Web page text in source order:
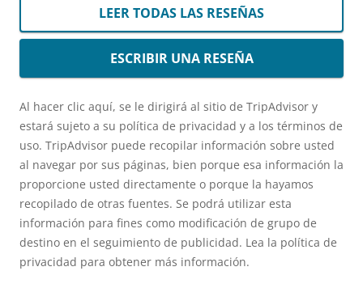
LEER TODAS LAS RESEÑAS
ESCRIBIR UNA RESEÑA
Al hacer clic aquí, se le dirigirá al sitio de TripAdvisor y
estará sujeto a su política de privacidad y a los términos de
uso. TripAdvisor puede recopilar información sobre usted
al navegar por sus páginas, bien porque esa información la
proporcione usted directamente o porque la hayamos
recopilado de otras fuentes. Se podrá utilizar esta
información para fines como modificación de grupo de
destino en el seguimiento de publicidad. Lea la política de
privacidad para obtener más información.